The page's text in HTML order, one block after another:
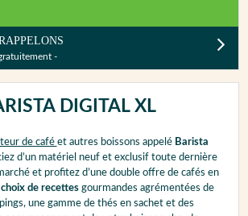
-
DIGITAL XL
de café et autres boissons appelé Barista
d’un matériel neuf et exclusif toute dernière
et profitez d’une double offre de cafés en
choix de recettes gourmandes agrémentées de
une gamme de thés en sachet et des